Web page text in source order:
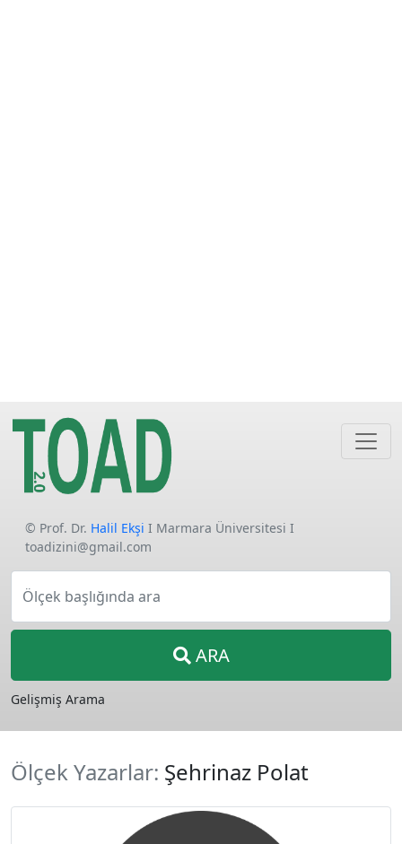
© Prof. Dr. Halil Ekşi I Marmara Üniversitesi I
toadizini@gmail.com
Ölçek başlığında ara
ARA
Gelişmiş Arama
Ölçek Yazarlar: Şehrinaz Polat